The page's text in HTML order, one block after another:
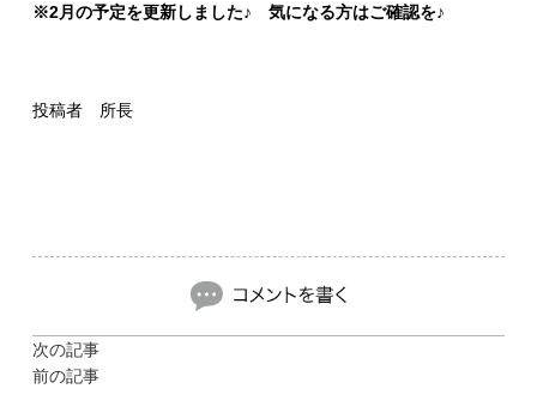
※2月の予定を更新しました♪ 気になる方はご確認を♪
投稿者 所長
次の記事
前の記事